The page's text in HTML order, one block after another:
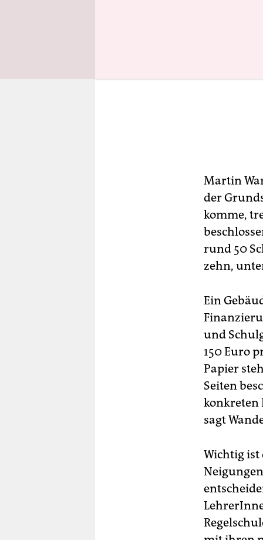
Martin
der
komme,
rund 50
zehn,
Ein
und
150 Euro
Papier
Seiten
konkreten
sagt
Wichtig ist